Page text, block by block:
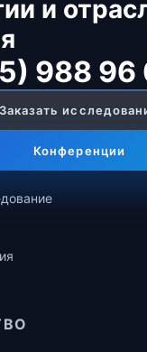
и
988 96
Заказать
Конференции